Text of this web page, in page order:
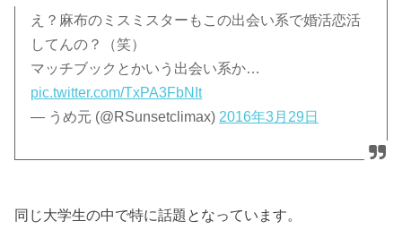
え？麻布のミスミスターもこの出会い系で婚活恋活
してんの？（笑）
マッチブックとかいう出会い系か…
pic.twitter.com/TxPA3FbNIt
— うめ元 (@RSunsetclimax) 2016年3月29日
同じ大学生の中で特に話題となっています。